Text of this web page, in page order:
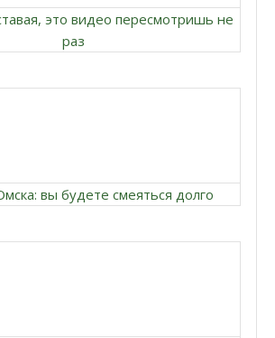
это видео пересмотришь не
раз
вы будете смеяться долго